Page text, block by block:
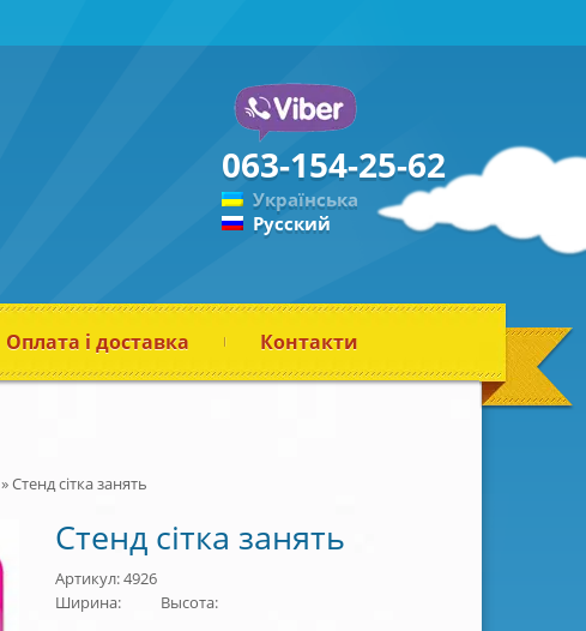
063-154-25-62
Українська
Русский
Оплата і доставка Контакти
»Стенд сітка занять
Стенд сітка занять
Артикул: 4926
Ширина:
Высота: